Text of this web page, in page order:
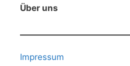
Über uns
Impressum